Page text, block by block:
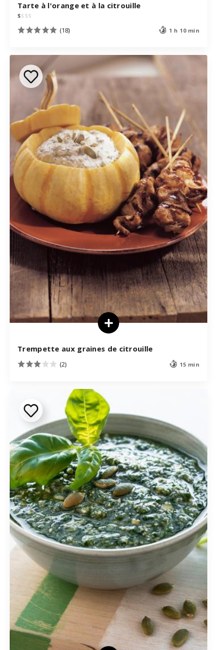
Tarte à l'orange et à la citrouille
$$ $$
(18) 1 h 10 min
Trempette aux graines de citrouille
(2) 15 min